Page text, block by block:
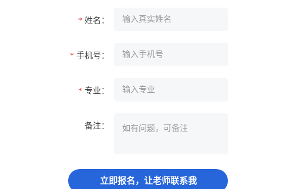
* 姓名：
* 手机号：
* 专业：
备注：